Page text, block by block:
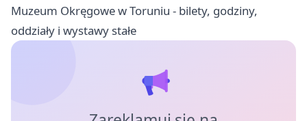
Muzeum Okręgowe w Toruniu - bilety, godziny,
oddziały i wystawy stałe